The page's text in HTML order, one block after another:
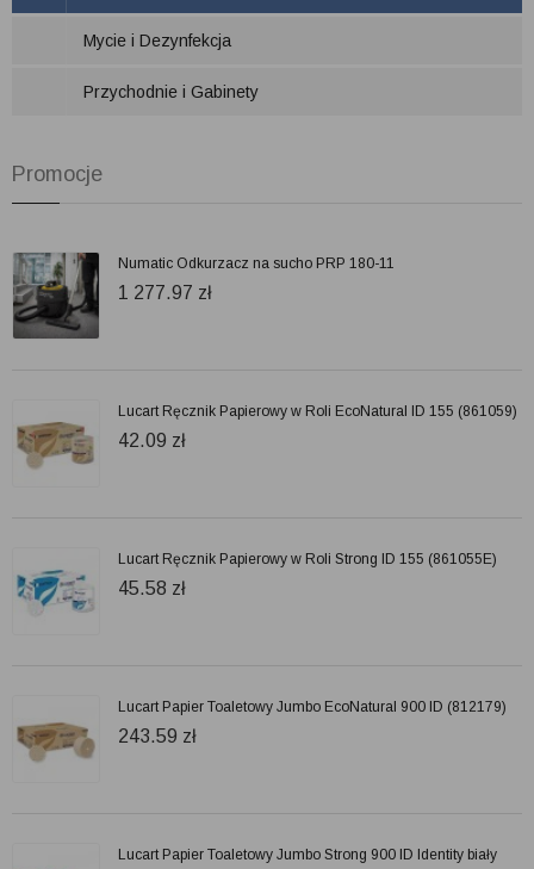
Mycie i Dezynfekcja
Przychodnie i Gabinety
Promocje
Numatic Odkurzacz na sucho PRP 180-11
1 277.97 zł
Lucart Ręcznik Papierowy w Roli EcoNatural ID 155 (861059)
42.09 zł
Lucart Ręcznik Papierowy w Roli Strong ID 155 (861055E)
45.58 zł
Lucart Papier Toaletowy Jumbo EcoNatural 900 ID (812179)
243.59 zł
Lucart Papier Toaletowy Jumbo Strong 900 ID Identity biały